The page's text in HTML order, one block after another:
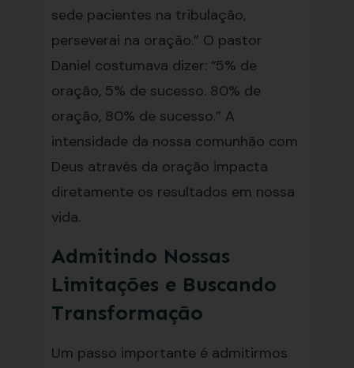
sede pacientes na tribulação,
perseverai na oração.” O pastor
Daniel costumava dizer: “5% de
oração, 5% de sucesso. 80% de
oração, 80% de sucesso.” A
intensidade da nossa comunhão com
Deus através da oração impacta
diretamente os resultados em nossa
vida.
Admitindo Nossas
Limitações e Buscando
Transformação
Um passo importante é admitirmos